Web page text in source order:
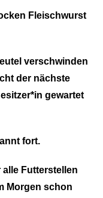
Fleischwurst
verschwinden
der nächste
gewartet
fort.
Futterstellen
Morgen schon